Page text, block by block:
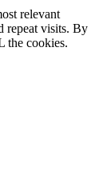
relevant
repeat visits. By
the cookies.